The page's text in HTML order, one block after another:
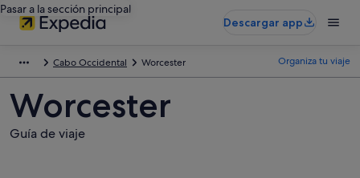
Pasar a la sección principal
Descargar app
Cabo Occidental Worcester Organiza tu viaje
Worcester
Guía de viaje